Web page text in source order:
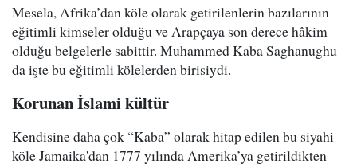
Mesela, Afrika’dan köle olarak getirilenlerin bazılarının
eğitimli kimseler olduğu ve Arapçaya son derece hâkim
olduğu belgelerle sabittir. Muhammed Kaba Saghanughu
da işte bu eğitimli kölelerden birisiydi.
Korunan İslami kültür
Kendisine daha çok “Kaba” olarak hitap edilen bu siyahi
köle Jamaika'dan 1777 yılında Amerika’ya getirildikten